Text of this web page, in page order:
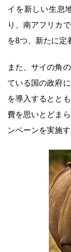
イを新しい生息
り、南アフリカ
を8つ、新たに定
また、サイの角
ている国の政府
を導入するとと
費を思いとどま
ンペーンを実施